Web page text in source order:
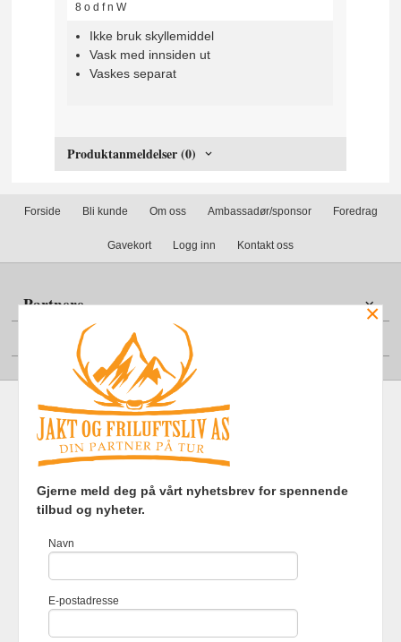
8odfnW
Ikke bruk skyllemiddel
Vask med innsiden ut
Vaskes separat
Produktanmeldelser (0)
Forside Bli kunde Om oss Ambassadør/sponsor Foredrag
Gavekort Logg inn Kontakt oss
Partnere
Din konto
Frakt Kjøpsbetingelser Sikkerhet og personvern
Nyhetsbrev
Foretaksregisteret 920903363
du får en bedre kjøpsopplevelse og
bruker cookies hovedsaklig til å
×
Gjerne meld deg på vårt nyhetsbrev for spennende
tilbud og nyheter.
Navn
E-postadresse